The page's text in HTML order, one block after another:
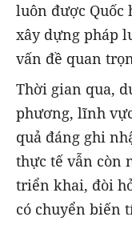
luôn được Quốc
xây dựng pháp
vấn đề quan
Thời gian qua,
phương, lĩnh
quả đáng ghi
thực tế vẫn còn
triển khai, đòi
có chuyển biến